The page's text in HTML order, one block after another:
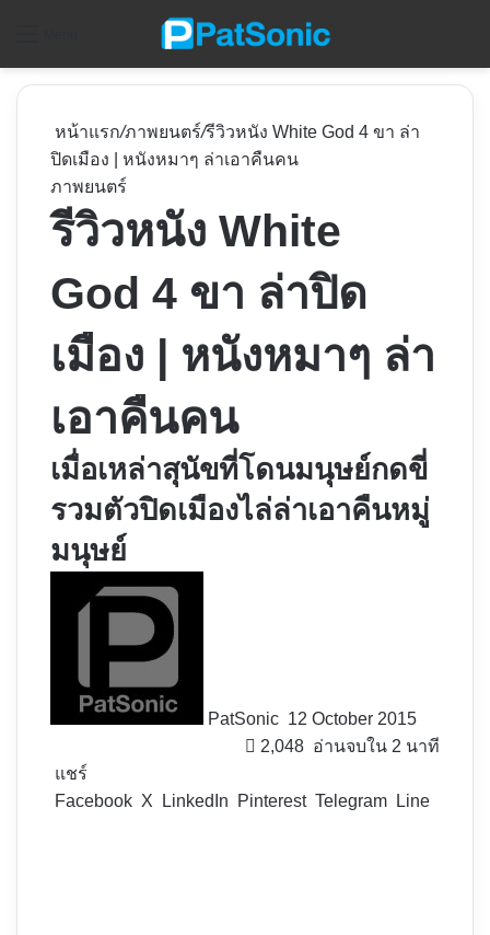
หน้าแรก/ภาพยนตร์/รีวิวหนัง White God 4 ขา ล่า
ปิดเมือง | หนังหมาๆ ล่าเอาคืนคน
ภาพยนตร์
รีวิวหนัง White
God 4 ขา ล่าปิด
เมือง | หนังหมาๆ ล่า
เอาคืนคน
เมื่อเหล่าสุนัขที่โดนมนุษย์กดขี่
รวมตัวปิดเมืองไล่ล่าเอาคืนหมู่
มนุษย์
PatSonic 12 October 2015
2,048 อ่านจบใน 2 นาที
แชร์
Facebook X LinkedIn Pinterest Telegram Line